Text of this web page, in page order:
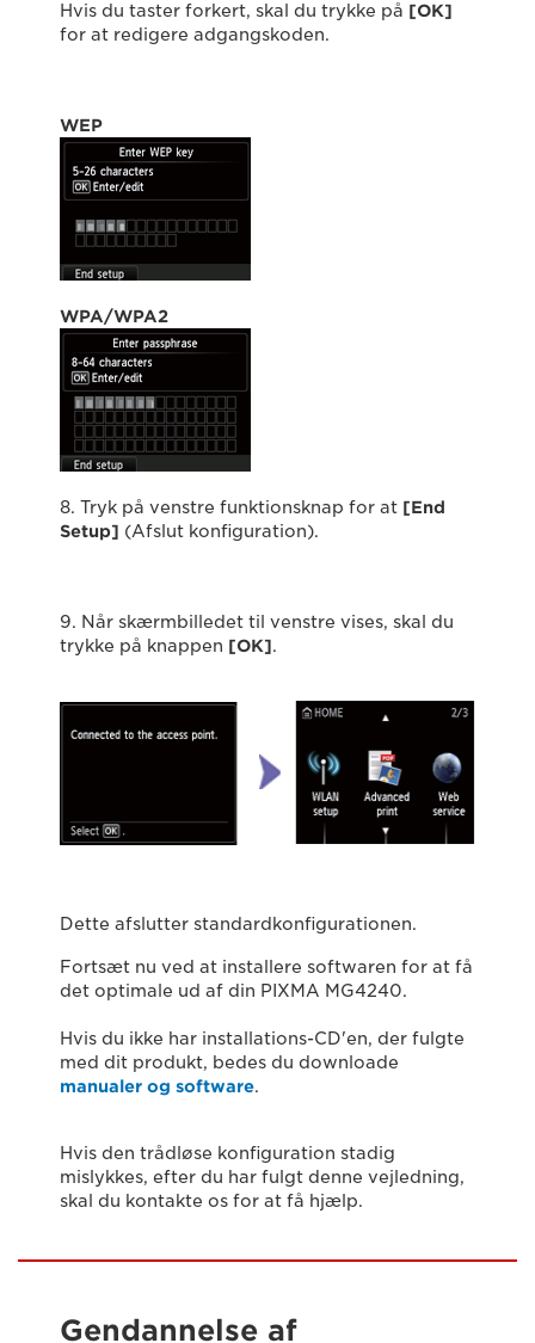
Hvis du taster forkert, skal du trykke på [OK]
for at redigere adgangskoden.
WEP
WPA/WPA2
8. Tryk på venstre funktionsknap for at [End
Setup] (Afslut konfiguration).
9. Når skærmbilledet til venstre vises, skal du
trykke på knappen [OK].
Dette afslutter standardkonfigurationen.
Fortsæt nu ved at installere softwaren for at få
det optimale ud af din PIXMA MG4240.
Hvis du ikke har installations-CD'en, der fulgte
med dit produkt, bedes du downloade
manualer og software.
Hvis den trådløse konfiguration stadig
mislykkes, efter du har fulgt denne vejledning,
skal du kontakte os for at få hjælp.
Gendannelse af